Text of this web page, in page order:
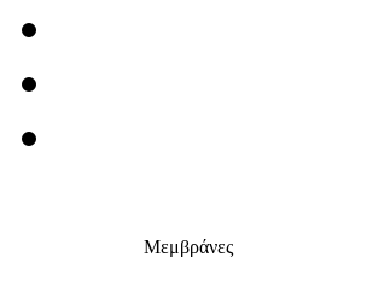
Μεμβράνες